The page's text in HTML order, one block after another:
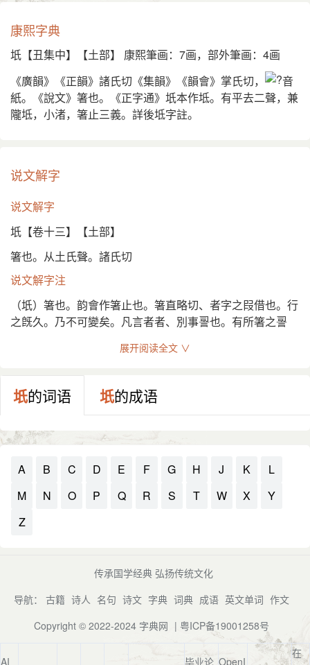
康熙字典
坁【丑集中】【土部】 康熙筆画：7画，部外筆画：4画
《廣韻》《正韻》諸氏切《集韻》《韻會》掌氏切，
音
紙。《說文》箸也。《正字通》坁本作坻。有平去二聲，兼
隴坻，小渚，箸止三義。詳後坻字註。
说文解字
说文解字
坁【卷十三】【土部】
箸也。从土氏聲。諸氏切
说文解字注
（坁）箸也。韵會作箸止也。箸直略切、者字之叚借也。行
之旣久。乃不可變矣。凡言者者、別事䛐也。有所箸之䛐
鬱湮不育。杜注。坁、止也。此坁字見於經者。而開成石經
譌作坻。其義迥異。楚金所見左傳故未誤。尋其所由。葢唐
初已有誤坻者。故釋文曰。坁音旨。又音丁禮反。後一音則
已譌爲坻。凡字切丁禮者、皆氐聲也。今版本釋文及左傳及
六部。與十五部之坻異義。
展开阅读全文 ∨
坁的词语 坁的成语
A B C D E F G H J K
L
M
N O P Q R S T W X
Y
Z
传承国学经典 弘扬传统文化
导航： 古籍 诗人 名句 诗文 字典 词典 成语 英文单词 作文
Copyright © 2022-2024 字典网 | 粤ICP备19001258号
AI 毕业论 OpenI
在